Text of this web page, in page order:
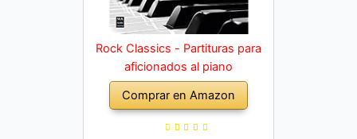
Rock Classics - Partituras para
aficionados al piano
Comprar en Amazon